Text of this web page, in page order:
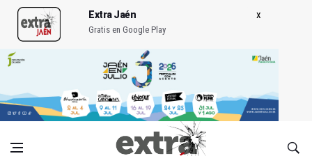
Extra Jaén
Gratis en Google Play